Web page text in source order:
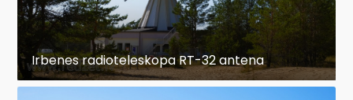
Irbenes radioteleskopa RT-32 antena